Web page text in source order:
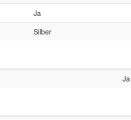
Ja
Silber
Ja